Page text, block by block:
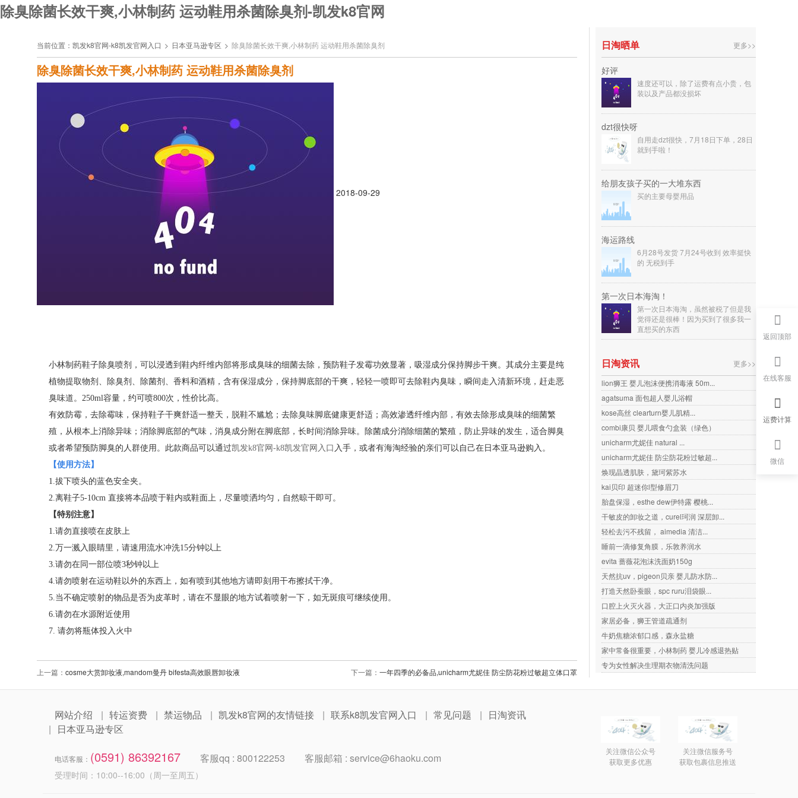
除臭除菌长效干爽,小林制药 运动鞋用杀菌除臭剂-凯发k8官网
当前位置： 凯发k8官网-k8凯发官网入口 > 日本亚马逊专区 > 除臭除菌长效干爽,小林制药 运动鞋用杀菌除臭剂
除臭除菌长效干爽,小林制药 运动鞋用杀菌除臭剂
2018-09-29
小林制药鞋子除臭喷剂，可以浸透到鞋内纤维内部将形成臭味的细菌去除，预防鞋子发霉功效显著，吸湿成分保持脚步干爽。其成分主要是纯
植物提取物剂、除臭剂、除菌剂、香料和酒精，含有保湿成分，保持脚底部的干爽，轻轻一喷即可去除鞋内臭味，瞬间走入清新环境，赶走恶
臭味道。250ml容量，约可喷800次，性价比高。
有效防霉，去除霉味，保持鞋子干爽舒适一整天，脱鞋不尴尬；去除臭味脚底健康更舒适；高效渗透纤维内部，有效去除形成臭味的细菌繁
殖，从根本上消除异味；消除脚底部的气味，消臭成分附在脚底部，长时间消除异味。除菌成分消除细菌的繁殖，防止异味的发生，适合脚臭
或者希望预防脚臭的人群使用。此款商品可以通过凯发k8官网-k8凯发官网入口 入手，或者有海淘经验的亲们可以自己在日本亚马逊购入。
【使用方法】
1.拔下喷头的蓝色安全夹。
2.离鞋子5-10cm 直接将本品喷于鞋内或鞋面上，尽量喷洒均匀，自然晾干即可。
【特别注意】
1.请勿直接喷在皮肤上
2.万一溅入眼睛里，请速用流水冲洗15分钟以上
3.请勿在同一部位喷3秒钟以上
4.请勿喷射在运动鞋以外的东西上，如有喷到其他地方请即刻用干布擦拭干净。
5.当不确定喷射的物品是否为皮革时，请在不显眼的地方试着喷射一下，如无斑痕可继续使用。
6.请勿在水源附近使用
7. 请勿将瓶体投入火中
上一篇： cosme大赏卸妆液,mandom曼丹 bifesta高效眼唇卸妆液 下一篇： 一年四季的必备品,unicharm尤妮佳 防尘防花粉过敏超立体口罩
日淘晒单 更多>>
好评
速度还可以，除了运费有点小贵，包
装以及产品都没损坏
dzt很快呀
自用走dzt很快，7月18日下单，28日
就到手啦！
给朋友孩子买的一大堆东西
买的主要母婴用品
海运路线
6月28号发货 7月24号收到 效率挺快
的 无税到手
第一次日本海淘！
第一次日本海淘，虽然被税了但是我
觉得还是很棒！因为买到了很多我一
直想买的东西
日淘资讯
更多>>
lion狮王 婴儿泡沫便携消毒液 50m...
agatsuma 面包超人婴儿浴帽
kose高丝 clearturn婴儿肌精...
combi康贝 婴儿喂食勺盒装（绿色）
unicharm尤妮佳 natural ...
unicharm尤妮佳 防尘防花粉过敏超...
焕现晶透肌肤，黛珂紫苏水
kai贝印 超迷你l型修眉刀
胎盘保湿，esthe dew伊特露 樱桃...
干敏皮的卸妆之道，curel珂润 深层卸...
轻松去污不残留， aimedia 清洁...
睡前一滴修复角膜，乐敦养润水
evita 蔷薇花泡沫洗面奶150g
天然抗uv，pigeon贝亲 婴儿防水防...
打造天然卧蚕眼，spc ruru泪袋眼...
口腔上火灭火器，大正口内炎加强版
家居必备，狮王管道疏通剂
牛奶焦糖浓郁口感，森永盐糖
家中常备很重要，小林制药 婴儿冷感退热贴
专为女性解决生理期衣物清洗问题
网站介绍 转运资费 禁运物品 凯发k8官网的友情链接 联系k8凯发官网入口 常见问题
日淘资讯
日本亚马逊专区
电话客服： (0591) 86392167 客服qq : 800122253 客服邮箱 : service@6haoku.com
受理时间：10:00--16:00（周一至周五）
关注微信公众号
获取更多优惠
关注微信服务号
获取包裹信息推送
返回顶部
在线客服
运费计算
微信